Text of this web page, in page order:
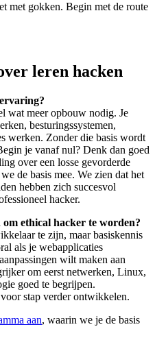
met gokken. Begin met de route
leren hacken
wat meer opbouw nodig. Je
besturingssystemen,
werken. Zonder die basis wordt
je vanaf nul? Denk dan goed
over een losse gevorderde
de basis mee. We zien dat het
hebben zich succesvol
hacker.
ethical hacker te worden?
te zijn, maar basiskennis
als je webapplicaties
wilt maken aan
om eerst netwerken, Linux,
goed te begrijpen.
stap verder ontwikkelen.
aan, waarin we je de basis